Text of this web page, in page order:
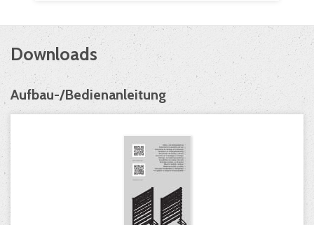
Downloads
Aufbau-/Bedienanleitung